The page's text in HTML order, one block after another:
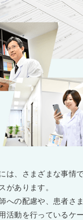
は、さまざまな事情
があります。
への配慮や、患者さ
活動を行っているケー